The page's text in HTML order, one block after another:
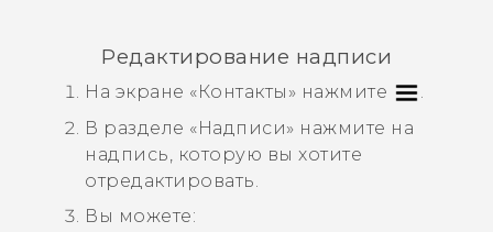
Редактирование надписи
На экране «Контакты » нажмите
.
В разделе «Надписи» нажмите на
надпись, которую вы хотите
отредактировать.
Вы можете: